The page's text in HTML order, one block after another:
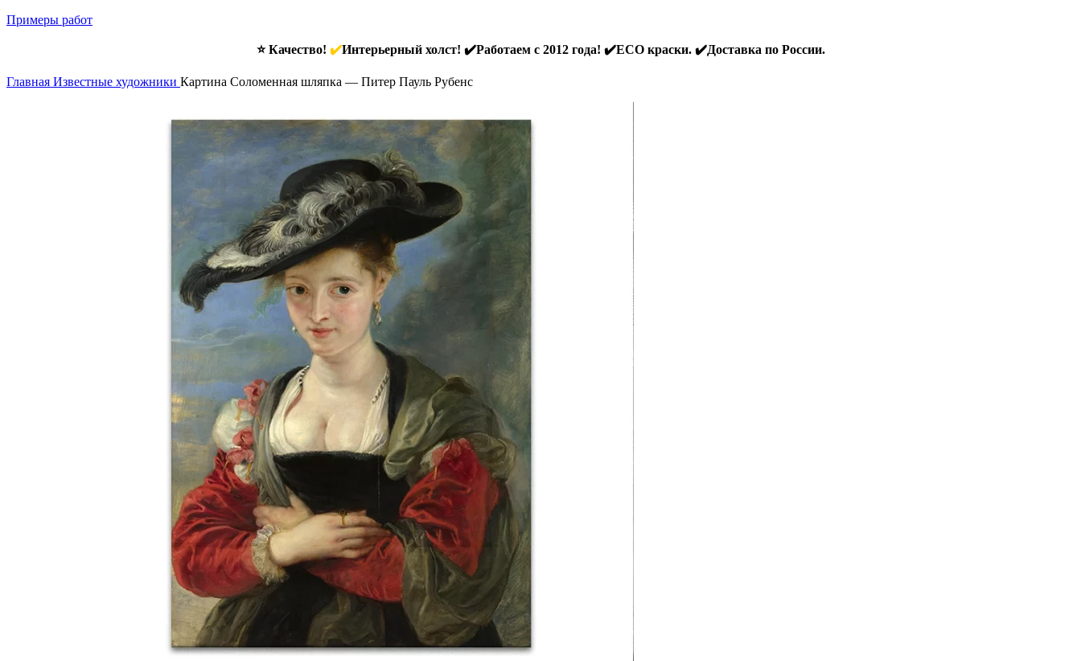
Примеры работ
⭐ Качество! ✔️Интерьерный холст! ✔️Работаем с 2012 года! ✔️ECO краски. ✔️Доставка по России.
Главная Известные художники Картина Cоломенная шляпка — Питер Пауль Рубенс